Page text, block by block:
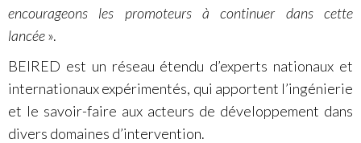
encourageons les promoteurs à continuer dans cette
lancée».
BEIRED est un réseau étendu d’experts nationaux et
internationaux expérimentés, qui apportent l’ingénierie
et le savoir-faire aux acteurs de développement dans
divers domaines d’intervention.